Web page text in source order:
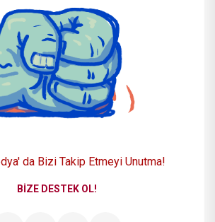
da Bizi Takip Etmeyi Unutma!
BIZE DESTEK OL!